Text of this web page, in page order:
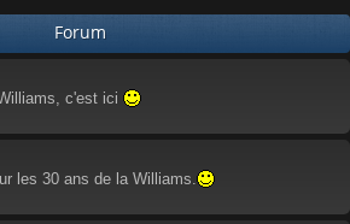
c
Forum
c'est ici
les 30 ans de la Williams.